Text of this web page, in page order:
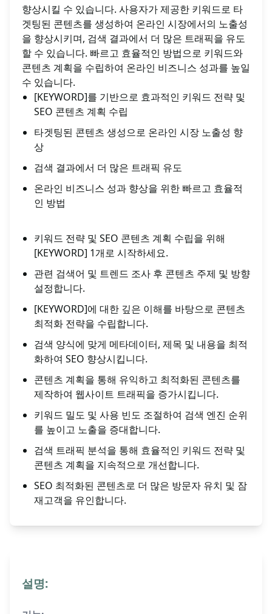
향상시킬 수 있습니다. 사용자가 제공한 키워드로 타
겟팅된 콘텐츠를 생성하여 온라인 시장에서의 노출성
을 향상시키며, 검색 결과에서 더 많은 트래픽을 유도
할 수 있습니다. 빠르고 효율적인 방법으로 키워드와
콘텐츠 계획을 수립하여 온라인 비즈니스 성과를 높일
수 있습니다.
[KEYWORD]를 기반으로 효과적인 키워드 전략 및
SEO 콘텐츠 계획 수립
타겟팅된 콘텐츠 생성으로 온라인 시장 노출성 향
상
검색 결과에서 더 많은 트래픽 유도
온라인 비즈니스 성과 향상을 위한 빠르고 효율적
인 방법
키워드 전략 및 SEO 콘텐츠 계획 수립을 위해
[KEYWORD] 1개로 시작하세요.
관련 검색어 및 트렌드 조사 후 콘텐츠 주제 및 방향
설정합니다.
[KEYWORD]에 대한 깊은 이해를 바탕으로 콘텐츠
최적화 전략을 수립합니다.
검색 양식에 맞게 메타데이터, 제목 및 내용을 최적
화하여 SEO 향상시킵니다.
콘텐츠 계획을 통해 유익하고 최적화된 콘텐츠를
제작하여 웹사이트 트래픽을 증가시킵니다.
키워드 밀도 및 사용 빈도 조절하여 검색 엔진 순위
를 높이고 노출을 증대합니다.
검색 트래픽 분석을 통해 효율적인 키워드 전략 및
콘텐츠 계획을 지속적으로 개선합니다.
SEO 최적화된 콘텐츠로 더 많은 방문자 유치 및 잠
재고객을 유인합니다.
설명: